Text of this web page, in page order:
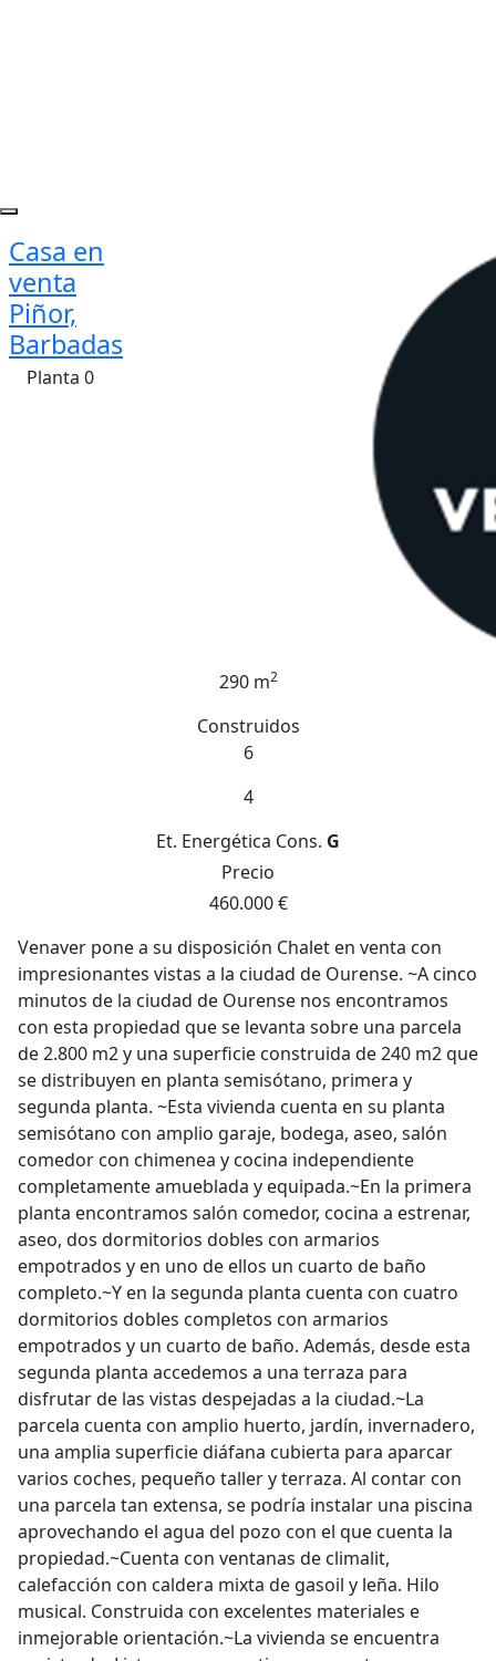
Casa en
venta
Piñor,
Barbadas
Planta 0
290 m2
Construidos
6
4
Et. Energética Cons. G
Precio
460.000 €
Venaver pone a su disposición Chalet en venta con
impresionantes vistas a la ciudad de Ourense. ~A cinco
minutos de la ciudad de Ourense nos encontramos
con esta propiedad que se levanta sobre una parcela
de 2.800 m2 y una superficie construida de 240 m2 que
se distribuyen en planta semisótano, primera y
segunda planta. ~Esta vivienda cuenta en su planta
semisótano con amplio garaje, bodega, aseo, salón
comedor con chimenea y cocina independiente
completamente amueblada y equipada.~En la primera
planta encontramos salón comedor, cocina a estrenar,
aseo, dos dormitorios dobles con armarios
empotrados y en uno de ellos un cuarto de baño
completo.~Y en la segunda planta cuenta con cuatro
dormitorios dobles completos con armarios
empotrados y un cuarto de baño. Además, desde esta
segunda planta accedemos a una terraza para
disfrutar de las vistas despejadas a la ciudad.~La
parcela cuenta con amplio huerto, jardín, invernadero,
una amplia superficie diáfana cubierta para aparcar
varios coches, pequeño taller y terraza. Al contar con
una parcela tan extensa, se podría instalar una piscina
aprovechando el agua del pozo con el que cuenta la
propiedad.~Cuenta con ventanas de climalit,
calefacción con caldera mixta de gasoil y leña. Hilo
musical. Construida con excelentes materiales e
inmejorable orientación.~La vivienda se encuentra